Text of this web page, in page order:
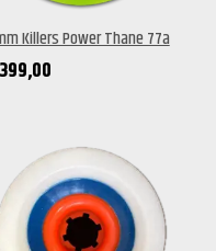
Killers Power Thane 77a
399,00